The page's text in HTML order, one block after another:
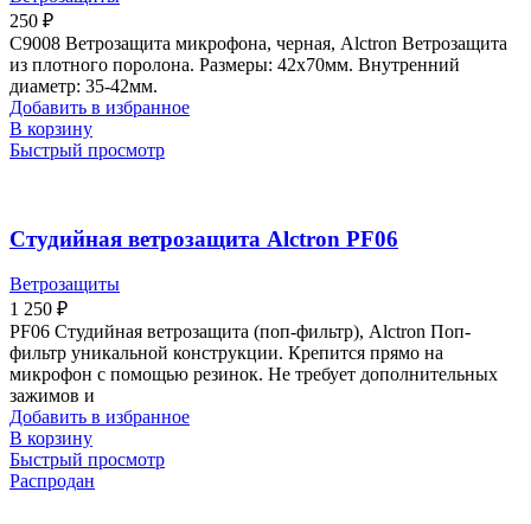
250 ₽
C9008 Ветрозащита микрофона, черная, Alctron Ветрозащита
из плотного поролона. Размеры: 42х70мм. Внутренний
диаметр: 35-42мм.
Добавить в избранное
В корзину
Быстрый просмотр
Студийная ветрозащита Alctron PF06
Ветрозащиты
1 250 ₽
PF06 Студийная ветрозащита (поп-фильтр), Alctron Поп-
фильтр уникальной конструкции. Крепится прямо на
микрофон с помощью резинок. Не требует дополнительных
зажимов и
Добавить в избранное
В корзину
Быстрый просмотр
Распродан